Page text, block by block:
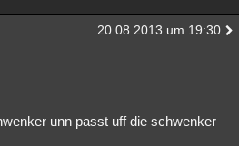
20.08.2013 um 19:30
unn passt uff die schwenker